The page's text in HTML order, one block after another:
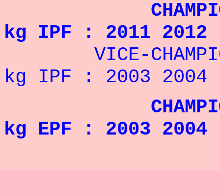
CHAMPION DU
kg IPF : 2011 2012
VICE-CHAMPION
kg IPF : 2003 2004
CHAMPION
kg EPF : 2003 2004